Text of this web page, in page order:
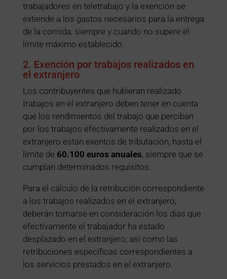
trabajadores en teletrabajo y la exención se
extiende a los gastos necesarios para la entrega
de la comida, siempre y cuando no supere el
límite máximo establecido.
2. Exención por trabajos realizados en
el extranjero
Los contribuyentes que hubieran realizado
trabajos en el extranjero deben tener en cuenta
que los rendimientos del trabajo que perciban
por los trabajos efectivamente realizados en el
extranjero están exentos de tributación, hasta el
límite de 60.100 euros anuales, siempre que se
cumplan determinados requisitos.
Para el cálculo de la retribución correspondiente
a los trabajos realizados en el extranjero,
deberán tomarse en consideración los días que
efectivamente el trabajador ha estado
desplazado en el extranjero, así como las
retribuciones específicas correspondientes a
los servicios prestados en el extranjero.